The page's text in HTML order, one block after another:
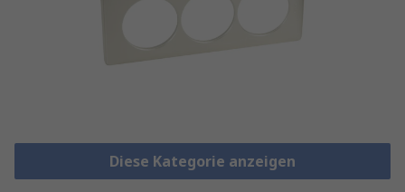
Diese Kategorie anzeigen